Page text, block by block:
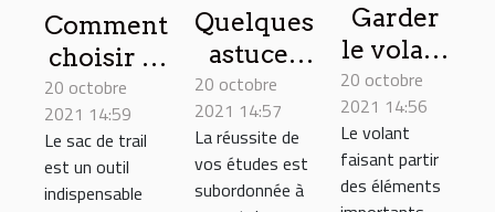
Comment
choisir le
sac de
trail ?
20 octobre
2021 14:59
Le sac de trail
est un outil
indispensable
Quelques
astuces
pour
réussir
vos
études
20 octobre
2021 14:57
La réussite de
vos études est
subordonnée à
Garder
le volant
de votre
véhicule
au
propre :
20 octobre
2021 14:56
Le volant
faisant partir
des éléments